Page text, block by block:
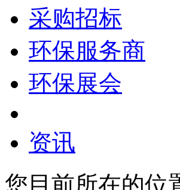
采购招标
环保服务商
环保展会
资讯
您目前所在的位